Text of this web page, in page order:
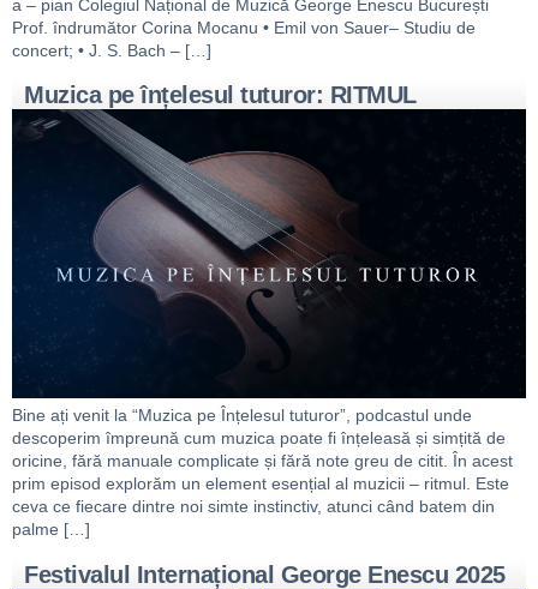
a – pian Colegiul Național de Muzică George Enescu București
Prof. îndrumător Corina Mocanu • Emil von Sauer– Studiu de
concert; • J. S. Bach – […]
Muzica pe înțelesul tuturor: RITMUL
Bine ați venit la “Muzica pe Înțelesul tuturor”, podcastul unde
descoperim împreună cum muzica poate fi înțeleasă și simțită de
oricine, fără manuale complicate și fără note greu de citit. În acest
prim episod explorăm un element esențial al muzicii – ritmul. Este
ceva ce fiecare dintre noi simte instinctiv, atunci când batem din
palme […]
Festivalul Internațional George Enescu 2025